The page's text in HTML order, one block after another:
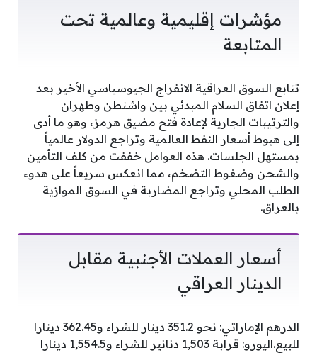
مؤشرات إقليمية وعالمية تحت
المتابعة
تتابع السوق العراقية الانفراج الجيوسياسي الأخير بعد
إعلان اتفاق السلام المبدئي بين واشنطن وطهران
والترتيبات الجارية لإعادة فتح مضيق هرمز، وهو ما أدى
إلى هبوط أسعار النفط العالمية وتراجع الدولار عالمياً
بمستهل الجلسات. هذه العوامل خففت من كلف التأمين
والشحن وضغوط التضخم، مما انعكس سريعاً على هدوء
الطلب المحلي وتراجع المضاربة في السوق الموازية
بالعراق.
أسعار العملات الأجنبية مقابل
الدينار العراقي
الدرهم الإماراتي: نحو 351.2 دينار للشراء و362.45 دينارا
للبيع.اليورو: قرابة 1,503 دنانير للشراء و1,554.5 دينارا